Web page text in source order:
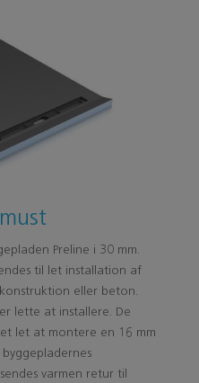
Preline i 30 mm.
til let installation af
eller beton.
lette at installere. De
let at montere en 16 mm
varmen retur til